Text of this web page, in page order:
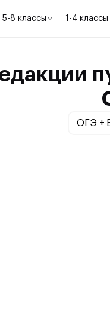
5-8 классы 1-4 классы
ОГЭ +